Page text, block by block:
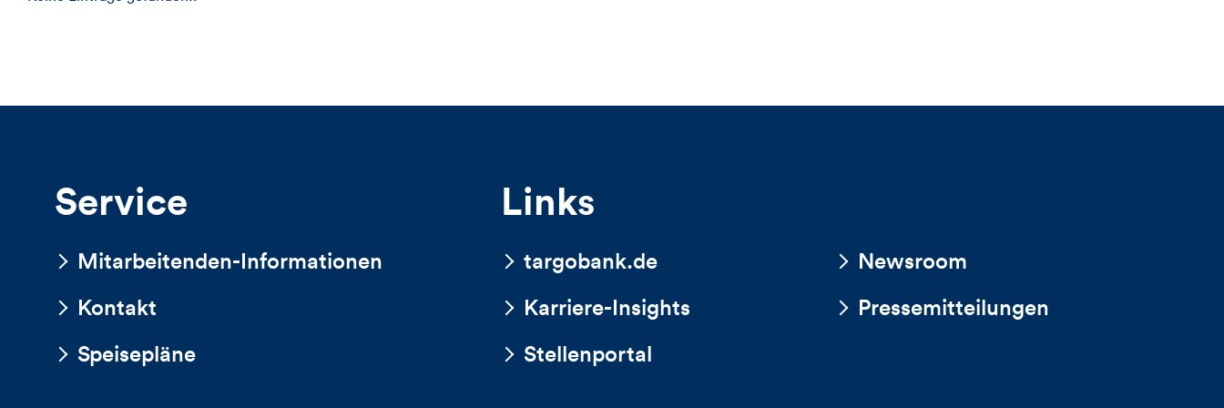
Service
Mitarbeitenden-Informationen
Kontakt
Speisepläne
Links
targobank.de Newsroom
Karriere-Insights Pressemitteilungen
Stellenportal